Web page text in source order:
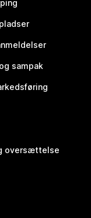
sampak
oversættelse